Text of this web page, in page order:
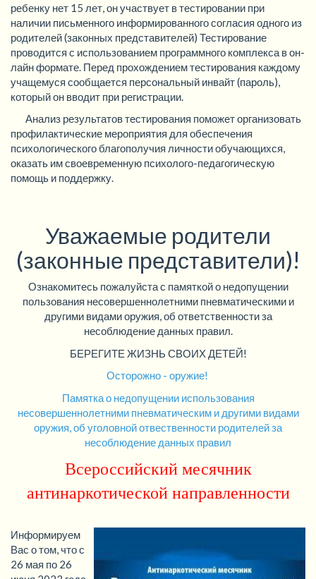
ребенку нет 15 лет, он участвует в тестировании при
наличии письменного информированного согласия одного из
родителей (законных представителей) Тестирование
проводится с использованием программного комплекса в он-
лайн формате. Перед прохождением тестирования каждому
учащемуся сообщается персональный инвайт (пароль),
который он вводит при регистрации.
Анализ результатов тестирования поможет организовать
профилактические мероприятия для обеспечения
психологического благополучия личности обучающихся,
оказать им своевременную психолого-педагогическую
помощь и поддержку.
Уважаемые родители
(законные представители)!
Ознакомитесь пожалуйста с памяткой о недопущении
пользования несовершеннолетними пневматическими и
другими видами оружия, об ответственности за
несоблюдение данных правил.
БЕРЕГИТЕ ЖИЗНЬ СВОИХ ДЕТЕЙ!
Осторожно - оружие!
Памятка о недопущении использования
несовершеннолетними пневматическим и другими видами
оружия, об уголовной отвественности родителей за
несоблюдение данных правил
Всероссийский месячник
антинаркотической направленности
Информируем
Вас о том, что с
26 мая по 26